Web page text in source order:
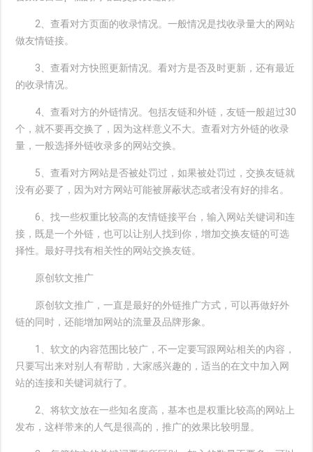
2、查看对方页面的收录情况。一般情况是找收录量大的网站
做友情链接。
3、查看对方快照更新情况。看对方是否及时更新，还有最近
的收录情况。
4、查看对方的外链情况。包括友链和外链，友链一般超过30
个，就不要再交换了，因为这样意义不大。查看对方外链的收录
量，一般选择外链收录多的网站交换。
5、查看对方网站是否被处罚过，如果被处罚过，交换友链就
没有必要了，因为对方网站可能被屏蔽状态或者没有好的排名。
6、找一些权重比较高的友情链接平台，输入网站关键词和连
接，既是一个外链，也可以让别人找到你，增加交换友链的可选
择性。最好寻找有相关性的网站交换友链。
原创软文推广
原创软文推广，一直是最好的外链推广方式，可以再做好外
链的同时，还能增加网站的流量及品牌形象。
1、软文的内容范围比较广，不一定要写跟网站相关的内容，
只要写出来对别人有帮助，大家感兴趣的，适当的在文中加入网
站的连接和关键词就行了。
2、将软文放在一些知名度高，基本也是权重比较高的网站上
发布，这样带来的人气是很高的，推广的效果比较明显。